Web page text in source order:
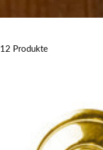
12 Produkte